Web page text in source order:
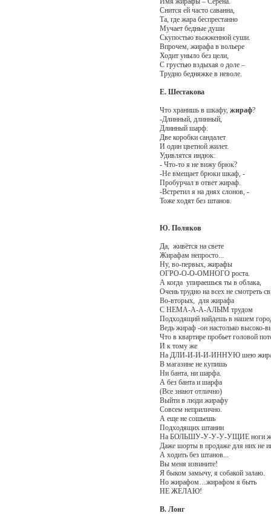
Снится ей часто саванна,
Та, где жара беспрестанно
Мучает бедные души
Скупостью выжженной суши.
Впрочем, жирафа в вольере
Ходит уныло без цели,
С грустью вздыхая о доле –
Трудно бедняжке в неволе.
Е. Шестакова
Что хранишь в шкафу, жираф?
-Длинный, длинный,
Длинный шарф.
Две коробки сандалет
И один цветной жилет.
Удивлятся индюк:
- Что-то я не вижу брюк?
-Не вмещает брюки шкаф, -
Пробурчал в ответ жираф.
-Встретил я на днях слонов, -
Тоже ходят без штанов.
Ю. Поляков
Да, живётся на свете
Жирафам непросто...
Ну, во-первых, жирафы
ОГРО-О-О-ОМНОГО роста.
А когда упираешься ты в облака,
Очень трудно на всех не смотреть
Во-вторых, для жирафа
С НЕМА-А-А-AЛЫМ трудом
Подходящий найдешь в нашем
Ведь жираф -он настолько высоко-
Что в квартире пробьет головой
И к тому же
На ДЛИ-И-И-И-ИННУЮ шею
В магазине не купишь
Ни банта, ни шарфа.
А без банта и шарфа
(Все знают отлично)
Выйти в люди жирафу
Совсем неприлично.
А еще не сошьешь
Подходящих штанин
На БОЛЬШУ-У-У-У-УЩИЕ ноги
Даже шорты в продаже для них не
А ходить без штанов...
Вы меня извините!
Я быком замычу, я собакой залаю.
Но жирафом…жирафом я быть
НЕ ЖЕЛАЮ!
В. Лонг